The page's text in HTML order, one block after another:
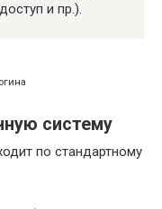
и пр.).
систему
по стандартному